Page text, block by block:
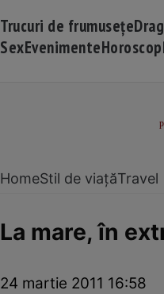
Trucuri de frumusețe
SexEvenimenteHoroscop
HomeStil de viațăTravel
La mare, în
24 martie 2011 16:58